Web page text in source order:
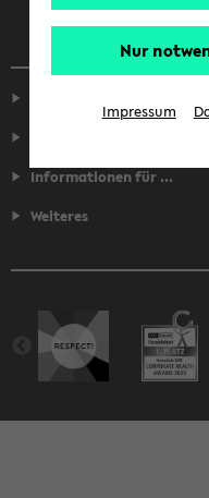
Informationen für ...
Weiteres
Nur
Impressum